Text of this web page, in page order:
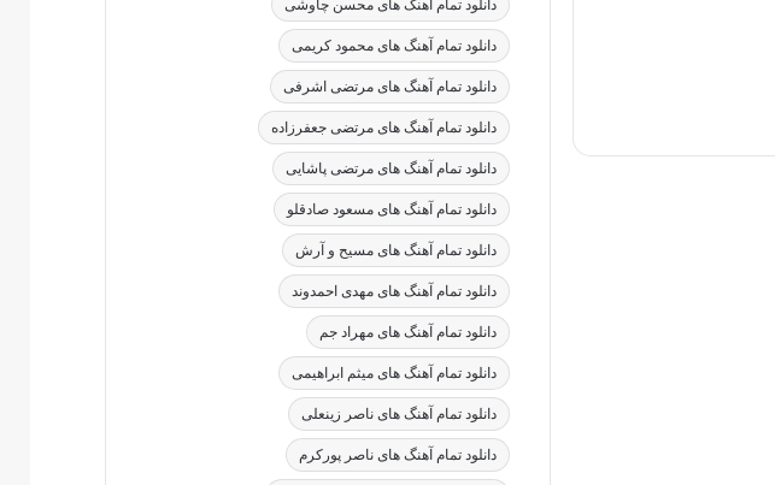
دانلود تمام آهنگ های محسن چاوشی
دانلود تمام آهنگ های محمود کریمی
دانلود تمام آهنگ های مرتضی اشرفی
دانلود تمام آهنگ های مرتضی جعفرزاده
دانلود تمام آهنگ های مرتضی پاشایی
دانلود تمام آهنگ های مسعود صادقلو
دانلود تمام آهنگ های مسیح و آرش
دانلود تمام آهنگ های مهدی احمدوند
دانلود تمام آهنگ های مهراد جم
دانلود تمام آهنگ های میثم ابراهیمی
دانلود تمام آهنگ های ناصر زینعلی
دانلود تمام آهنگ های ناصر پورکرم